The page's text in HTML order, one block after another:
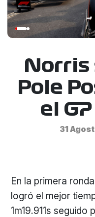
Norris
Pole
el
31
En la primera
logró el mejor
1m19.911s